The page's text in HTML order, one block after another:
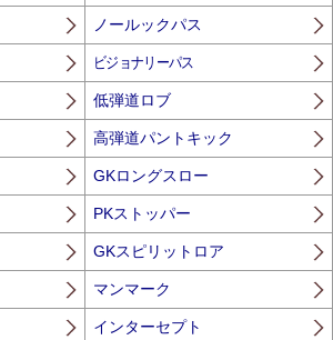
ノールックパス
ビジョナリーパス
低弾道ロブ
高弾道パントキック
GKロングスロー
PKストッパー
GKスピリットロア
マンマーク
インターセプト